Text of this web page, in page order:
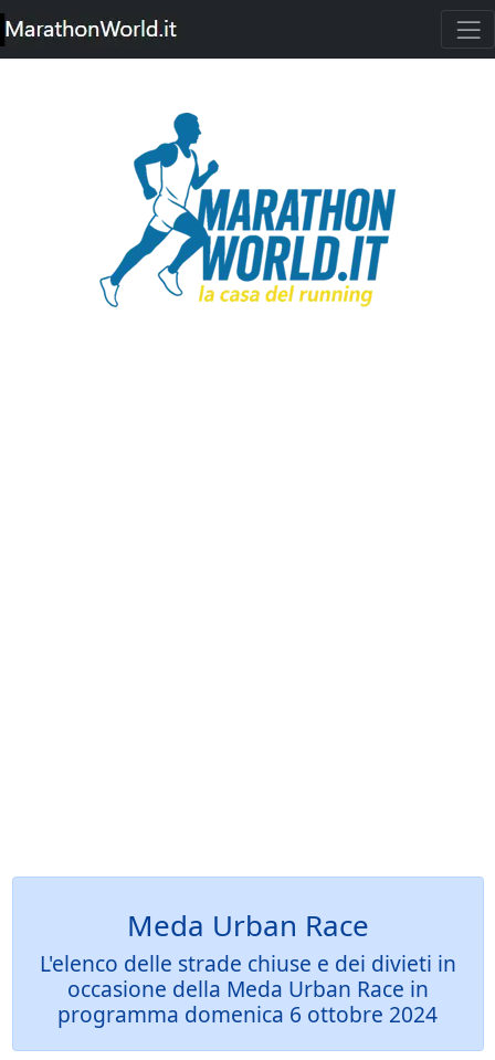
Meda Urban Race
L'elenco delle strade chiuse e dei divieti in
occasione della Meda Urban Race in
programma domenica 6 ottobre 2024